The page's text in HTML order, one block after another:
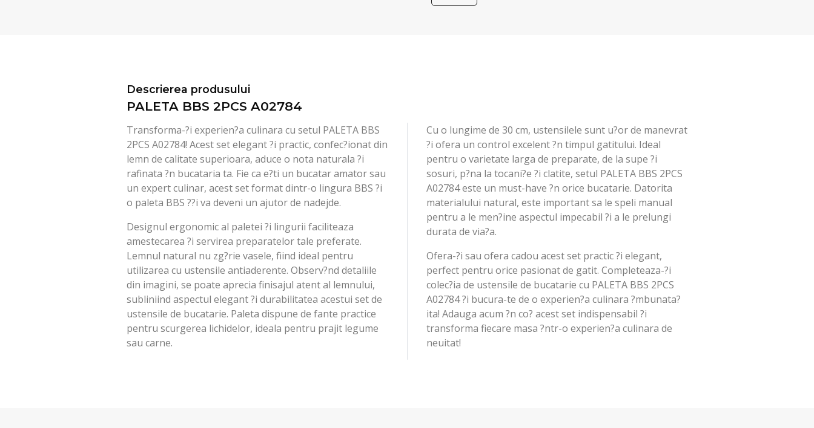
Descrierea produsului
PALETA BBS 2PCS A02784
Transforma-?i experien?a culinara cu setul PALETA BBS
2PCS A02784! Acest set elegant ?i practic, confec?ionat din
lemn de calitate superioara, aduce o nota naturala ?i
rafinata ?n bucataria ta. Fie ca e?ti un bucatar amator sau
un expert culinar, acest set format dintr-o lingura BBS ?i
o paleta BBS ??i va deveni un ajutor de nadejde.
Designul ergonomic al paletei ?i lingurii faciliteaza
amestecarea ?i servirea preparatelor tale preferate.
Lemnul natural nu zg?rie vasele, fiind ideal pentru
utilizarea cu ustensile antiaderente. Observ?nd detaliile
din imagini, se poate aprecia finisajul atent al lemnului,
subliniind aspectul elegant ?i durabilitatea acestui set de
ustensile de bucatarie. Paleta dispune de fante practice
pentru scurgerea lichidelor, ideala pentru prajit legume
sau carne.
Cu o lungime de 30 cm, ustensilele sunt u?or de manevrat
?i ofera un control excelent ?n timpul gatitului. Ideal
pentru o varietate larga de preparate, de la supe ?i
sosuri, p?na la tocani?e ?i clatite, setul PALETA BBS 2PCS
A02784 este un must-have ?n orice bucatarie. Datorita
materialului natural, este important sa le speli manual
pentru a le men?ine aspectul impecabil ?i a le prelungi
durata de via?a.
Ofera-?i sau ofera cadou acest set practic ?i elegant,
perfect pentru orice pasionat de gatit. Completeaza-?i
colec?ia de ustensile de bucatarie cu PALETA BBS 2PCS
A02784 ?i bucura-te de o experien?a culinara ?mbunata?
ita! Adauga acum ?n co? acest set indispensabil ?i
transforma fiecare masa ?ntr-o experien?a culinara de
neuitat!